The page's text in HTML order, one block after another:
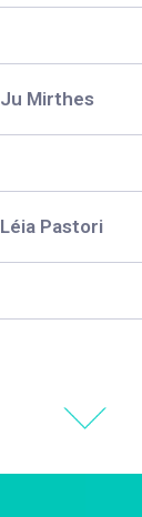
Ju Mirthes
Léia Pastori